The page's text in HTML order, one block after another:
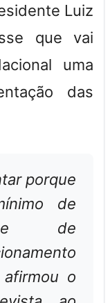
Luiz
que vai
uma
das
porque
de
e de
o